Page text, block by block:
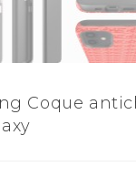
Coque